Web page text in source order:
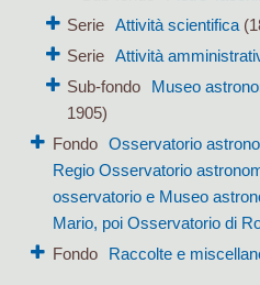
Serie Attività scientifica
Serie Attività
Sub-fondo
Museo
1905)
Fondo
Osservatorio
Regio Osservatorio
osservatorio e Museo
Mario, poi Osservatorio di
Fondo
Raccolte e